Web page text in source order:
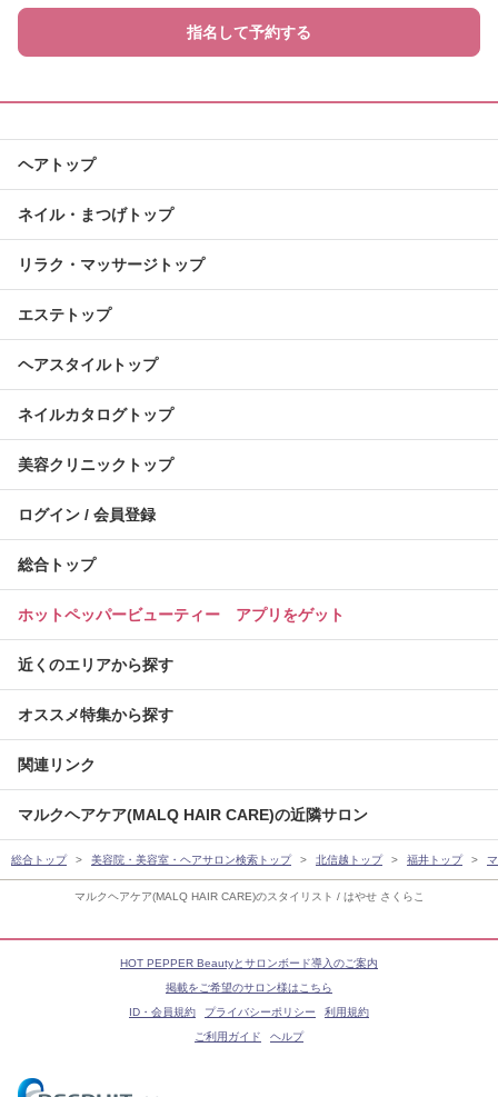
マルクヘアケア(MALQ HAIR CARE)のスタイリスト / はやせ さくらこ
指名して予約する
ヘアトップ
ネイル・まつげトップ
リラク・マッサージトップ
エステトップ
ヘアスタイルトップ
ネイルカタログトップ
美容クリニックトップ
ログイン / 会員登録
総合トップ
ホットペッパービューティー アプリをゲット
近くのエリアから探す
オススメ特集から探す
関連リンク
マルクヘアケア(MALQ HAIR CARE)の近隣サロン
総合トップ 美容院・美容室・ヘアサロン検索トップ 北信越トップ 福井トップ
HOT PEPPER Beautyとサロンボード導入のご案内
掲載をご希望のサロン様はこちら
ID・会員規約
プライバシーポリシー
利用規約
ご利用ガイド
ヘルプ